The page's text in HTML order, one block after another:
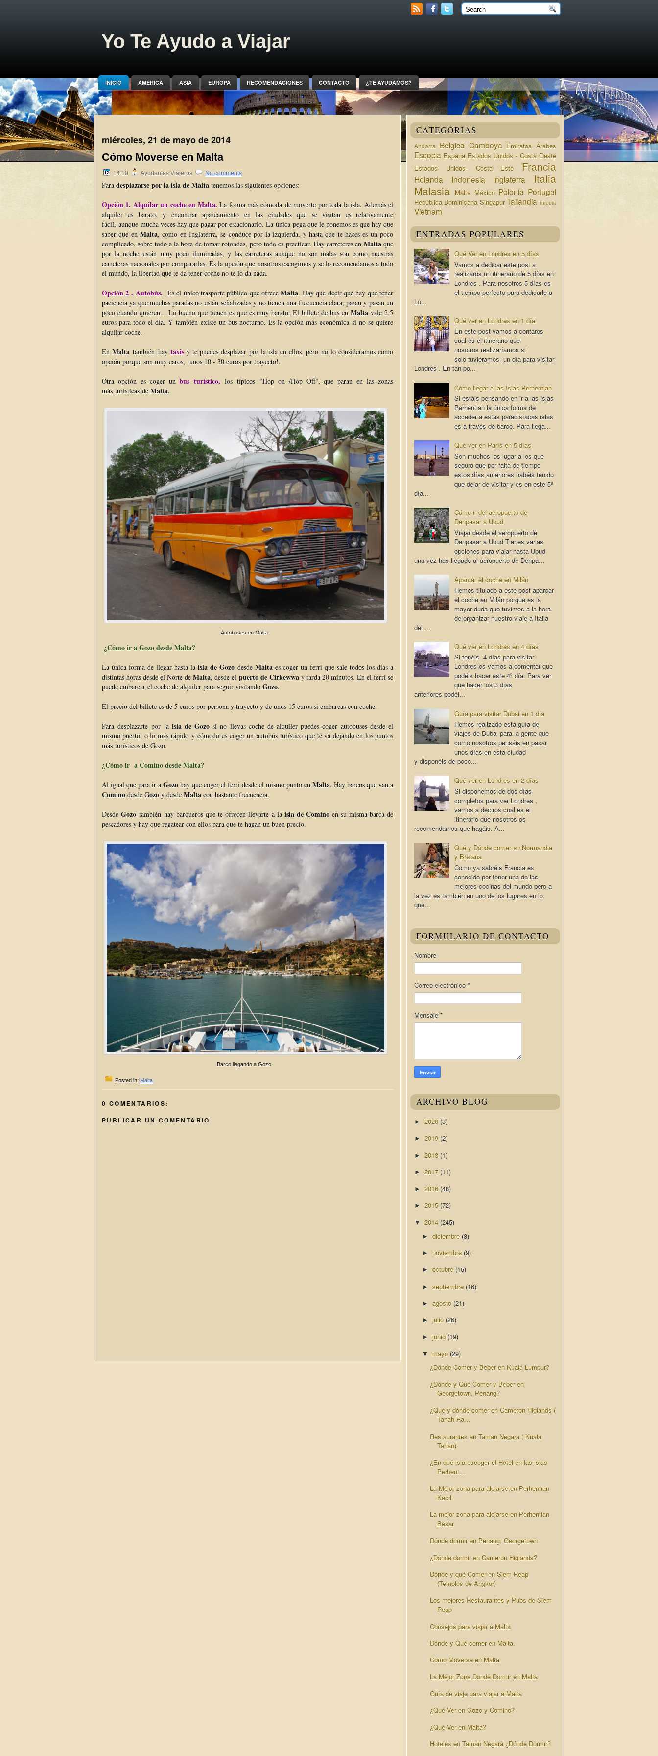
Yo Te Ayudo a Viajar
INICIO AMÉRICA ASIA EUROPA RECOMENDACIONES CONTACTO ¿TE AYUDAMOS?
miércoles, 21 de mayo de 2014
Cómo Moverse en Malta
14:10 Ayudantes Viajeros No comments
Para desplazarse por la isla de Malta tenemos las siguientes opciones:
Opción 1. Alquilar un coche en Malta. La forma más cómoda de moverte por toda la isla. Además el
alquiler es barato, y encontrar aparcamiento en las ciudades que se visitan es relativamente
fácil, aunque mucha veces hay que pagar por estacionarlo. La única pega que le ponemos es que hay que
saber que en Malta, como en Inglaterra, se conduce por la izquierda, y hasta que te haces es un poco
complicado, sobre todo a la hora de tomar rotondas, pero todo es practicar. Hay carreteras en Maltaque
por la noche están muy poco iluminadas, y las carreteras aunque no son malas son como nuestras
carreteras nacionales por compararlas. Es la opción que nosotros escogimos y se lo recomendamos a todo
el mundo, la libertad que te da tener coche no te lo da nada.
Opción 2 . Autobús. Es el único trasporte público que ofreceMalta. Hay que decir que hay que tener
paciencia ya que muchas paradas no están señalizadas y no tienen una frecuencia clara, paran y pasan un
poco cuando quieren... Lo bueno que tienen es que es muy barato. El billete de bus enMalta vale 2,5
euros para todo el día. Y también existe un bus nocturno. Es la opción más económica si no se quiere
alquilar coche.
EnMalta también hay taxisy te puedes desplazar por la isla en ellos, pero no lo consideramos como
opción porque son muy caros, ¡unos 10 - 30 euros por trayecto!.
Otra opción es coger unbus turístico, los típicos "Hop on /Hop Off", que paran en las zonas
más turísticas de Malta.
Autobuses en Malta
¿Cómo ir a Gozo desde Malta?
La única forma de llegar hasta laisla de Gozo desde Maltaes coger un ferri que sale todos los días a
distintas horas desde el Norte deMalta, desde el puerto de Cirkewway tarda 20 minutos. En el ferri se
puede embarcar el coche de alquiler para seguir visitando Gozo.
El precio del billete es de 5 euros por persona y trayecto y de unos 15 euros si embarcas con coche.
Para desplazarte por la isla de Gozo si no llevas coche de alquiler puedes coger autobuses desde el
mismo puerto, o lo más rápido y cómodo es coger un autobús turístico que te va dejando en los puntos
más turísticos de Gozo.
¿Cómo ir a Comino desde Malta?
Al igual que para ir a Gozo hay que coger el ferri desde el mismo punto en Malta. Hay barcos que van a
Comino desde Gozo y desde Malta con bastante frecuencia.
DesdeGozo también hay barqueros que te ofrecen llevarte a la isla de Cominoen su misma barca de
pescadores y hay que regatear con ellos para que te hagan un buen precio.
Barco llegando a Gozo
Posted in: Malta
0 COMENTARIOS:
PUBLICAR UN COMENTARIO
CATEGORIAS
Andorra Bélgica Camboya Emiratos Árabes
Escocia España Estados Unidos - Costa Oeste
Estados Unidos- Costa Este
Francia
Holanda Indonesia Inglaterra
Italia
Malasia
Malta México Polonia Portugal
República Dominicana Singapur Tailandia Turquía
Vietnam
ENTRADAS POPULARES
Qué Ver en Londres en 5 días
Vamos a dedicar este post a
realizaros un itinerario de 5 días en
Londres . Para nosotros 5 días es
el tiempo perfecto para dedicarle a
Lo...
Qué ver en Londres en 1 día
En este post vamos a contaros
cual es el itinerario que
nosotros realizaríamos si
solo tuviéramos un día para visitar
Londres . En tan po...
Cómo llegar a las Islas Perhentian
Si estáis pensando en ir a las islas
Perhentian la única forma de
acceder a estas paradisíacas islas
es a través de barco. Para llega...
Qué ver en París en 5 días
Son muchos los lugar a los que
seguro que por falta de tiempo
estos días anteriores habéis tenido
que dejar de visitar y es en este 5º
día...
Cómo ir del aeropuerto de
Denpasar a Ubud
Viajar desde el aeropuerto de
Denpasar a Ubud Tienes varias
opciones para viajar hasta Ubud
una vez has llegado al aeropuerto de Denpa...
Aparcar el coche en Milán
Hemos titulado a este post aparcar
el coche en Milán porque es la
mayor duda que tuvimos a la hora
de organizar nuestro viaje a Italia
del ...
Qué ver en Londres en 4 días
Si tenéis 4 días para visitar
Londres os vamos a comentar que
podéis hacer este 4º día. Para ver
que hacer los 3 días
anteriores podéi...
Guía para visitar Dubai en 1 día
Hemos realizado esta guía de
viajes de Dubai para la gente que
como nosotros pensáis en pasar
unos días en esta ciudad
y disponéis de poco...
Qué ver en Londres en 2 días
Si disponemos de dos días
completos para ver Londres ,
vamos a deciros cual es el
itinerario que nosotros os
recomendamos que hagáis. A...
Qué y Dónde comer en Normandia
y Bretaña
Como ya sabréis Francia es
conocido por tener una de las
mejores cocinas del mundo pero a
la vez es también en uno de los lugares en lo
que...
FORMULARIO DE CONTACTO
Nombre
Correo electrónico *
Mensaje *
ARCHIVO BLOG
► 2020 (3)
► 2019 (2)
► 2018 (1)
► 2017 (11)
► 2016 (48)
► 2015 (72)
▼ 2014 (245)
► diciembre (8)
► noviembre (9)
► octubre (16)
► septiembre (16)
► agosto (21)
► julio (26)
► junio (19)
▼ mayo (29)
¿Dónde Comer y Beber en Kuala Lumpur?
¿Dónde y Qué Comer y Beber en
Georgetown, Penang?
¿Qué y dónde comer en Cameron Higlands (
Tanah Ra...
Restaurantes en Taman Negara ( Kuala
Tahan)
¿En qué isla escoger el Hotel en las islas
Perhent...
La Mejor zona para alojarse en Perhentian
Kecil
La mejor zona para alojarse en Perhentian
Besar
Dónde dormir en Penang, Georgetown
¿Dónde dormir en Cameron Higlands?
Dónde y qué Comer en Siem Reap
(Templos de Angkor)
Los mejores Restaurantes y Pubs de Siem
Reap
Consejos para viajar a Malta
Dónde y Qué comer en Malta.
Cómo Moverse en Malta
La Mejor Zona Donde Dormir en Malta
Guía de viaje para viajar a Malta
¿Qué Ver en Gozo y Comino?
¿Qué Ver en Malta?
Hoteles en Taman Negara ¿Dónde Dormir?